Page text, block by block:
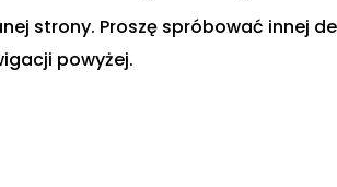
strony. Proszę spróbować innej
powyżej.